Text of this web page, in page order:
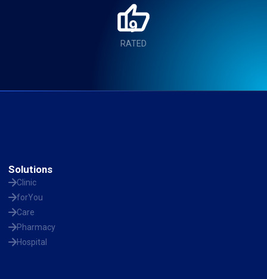
9
RATED
Solutions
Clinic
forYou
Care
Pharmacy
Hospital